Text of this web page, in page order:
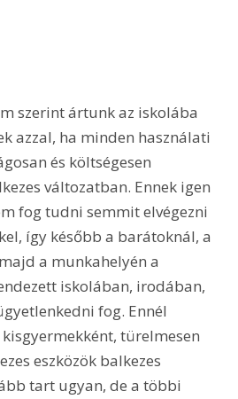
azzal, ha minden használati
és költségesen 
változatban. Ennek igen
fog tudni semmit elvégezni
így később a barátoknál, a
a munkahelyén a
iskolában, irodában,
fog. Ennél
türelmesen
eszközök balkezes
tart ugyan, de a többi